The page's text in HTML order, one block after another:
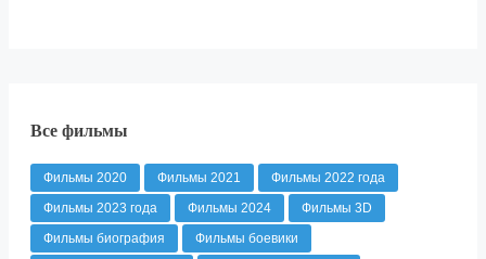
Все фильмы
Фильмы 2020 Фильмы 2021
Фильмы 2022 года
Фильмы 2023 года
Фильмы 2024
Фильмы 3D
Фильмы биография
Фильмы боевики